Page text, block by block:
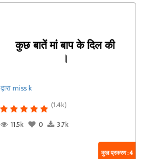
कुछ बातें मां बाप के दिल की
।
द्वारा miss k
(1.4k)
11.5k
0 3.7k
कुल प्रकरण : 4